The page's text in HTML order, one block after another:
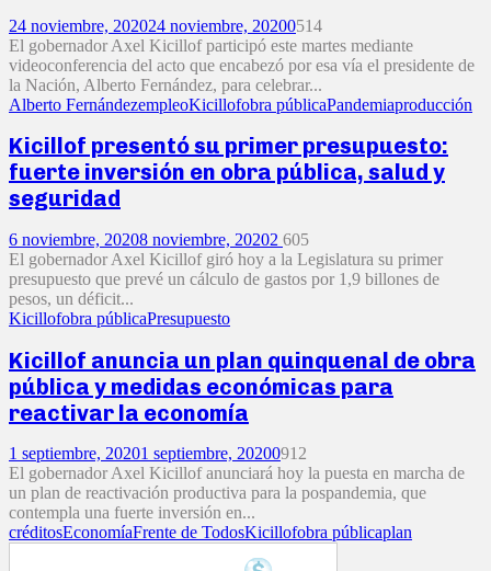
24 noviembre, 202024 noviembre, 20200514
El gobernador Axel Kicillof participó este martes mediante
videoconferencia del acto que encabezó por esa vía el presidente de
la Nación, Alberto Fernández, para celebrar...
Alberto FernándezempleoKicillofobra públicaPandemiaproducción
Kicillof presentó su primer presupuesto:
fuerte inversión en obra pública, salud y
seguridad
6 noviembre, 20208 noviembre, 20202 605
El gobernador Axel Kicillof giró hoy a la Legislatura su primer
presupuesto que prevé un cálculo de gastos por 1,9 billones de
pesos, un déficit...
Kicillofobra públicaPresupuesto
Kicillof anuncia un plan quinquenal de obra
pública y medidas económicas para
reactivar la economía
1 septiembre, 20201 septiembre, 20200912
El gobernador Axel Kicillof anunciará hoy la puesta en marcha de
un plan de reactivación productiva para la pospandemia, que
contempla una fuerte inversión en...
créditosEconomíaFrente de TodosKicillofobra públicaplan